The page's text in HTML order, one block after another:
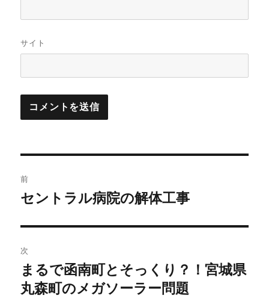
サイト
稿
ビ
ゲ
ー
前
前
投
稿:
セントラル病院の解体工事
次
次
の
まるで函南町とそっくり？！宮城県
丸森町のメガソーラー問題